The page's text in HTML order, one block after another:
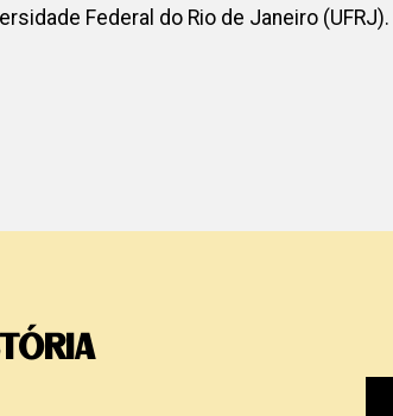
Federal do Rio de Janeiro (UFRJ).